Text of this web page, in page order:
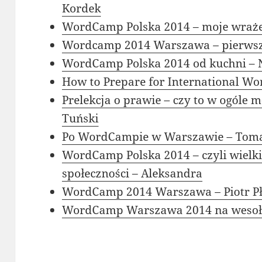
Kordek
WordCamp Polska 2014 – moje
Wordcamp 2014 Warszawa –
WordCamp Polska 2014 od kuchni –
How to Prepare for International
Prelekcja o prawie – czy to w ogóle
Tuński
Po WordCampie w Warszawie –
WordCamp Polska 2014 – czyli
społeczności – Aleksandra
WordCamp 2014 Warszawa – Piotr
WordCamp Warszawa 2014 na